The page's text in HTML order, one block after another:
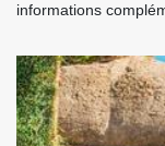
informations